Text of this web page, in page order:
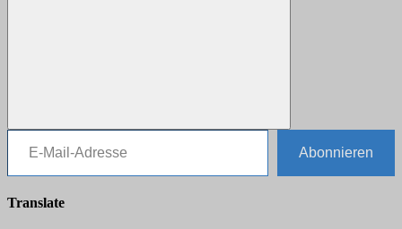
Suchen
E-Mail-Adresse
Abonnieren
Translate